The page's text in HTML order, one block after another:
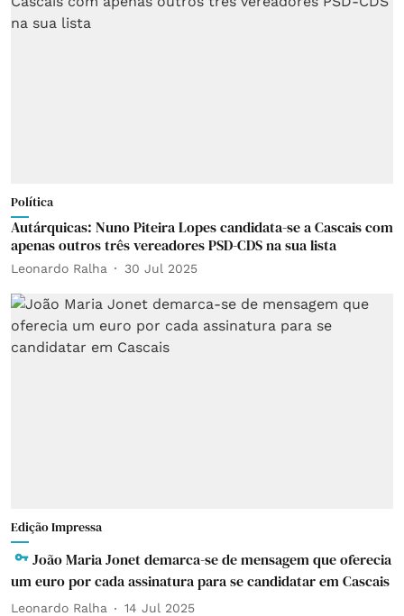
Política
Autárquicas: Nuno Piteira Lopes candidata-se a Cascais com
apenas outros três vereadores PSD-CDS na sua lista
Leonardo Ralha 30 Jul 2025
Edição Impressa
João Maria Jonet demarca-se de mensagem que oferecia
um euro por cada assinatura para se candidatar em Cascais
Leonardo Ralha 14 Jul 2025